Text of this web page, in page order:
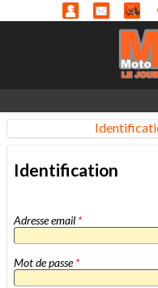
Identification
Adresse email *
Mot de passe*